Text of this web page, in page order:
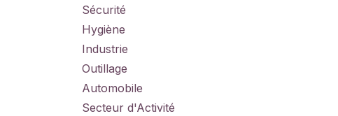
Sécurité
Hygiène
Industrie
Outillage
Automobile
Secteur d'Activité